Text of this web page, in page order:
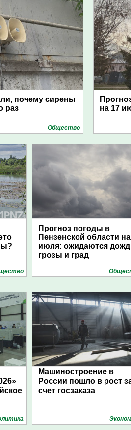
почему сирены
раз
Общество
на 17
Прогноз погоды в
Пензенской области
июля: ожидаются
грозы и град
Машиностроение в
России пошло в рост
счет госзаказа